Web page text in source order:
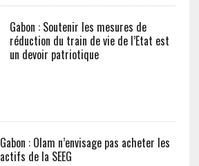
Gabon : Soutenir les mesures de
réduction du train de vie de l’Etat est
un devoir patriotique
Gabon : Olam n’envisage pas acheter les
actifs de la SEEG